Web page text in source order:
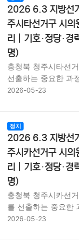
질병 가요 방송
결혼 육아 반려
요리 상품리뷰
대출 자동차
외국어 교
2026 6.3 지방선
주시타선거구 시의
리｜기호·정당·경
명)
충청북 청주시타선
선출하는 중요한 과
2026-05-23
정치
2026 6.3 지방선
주시카선거구 시의
리｜기호·정당·경
명)
충청북 청주시카선
를 선출하는 중요한
2026-05-23